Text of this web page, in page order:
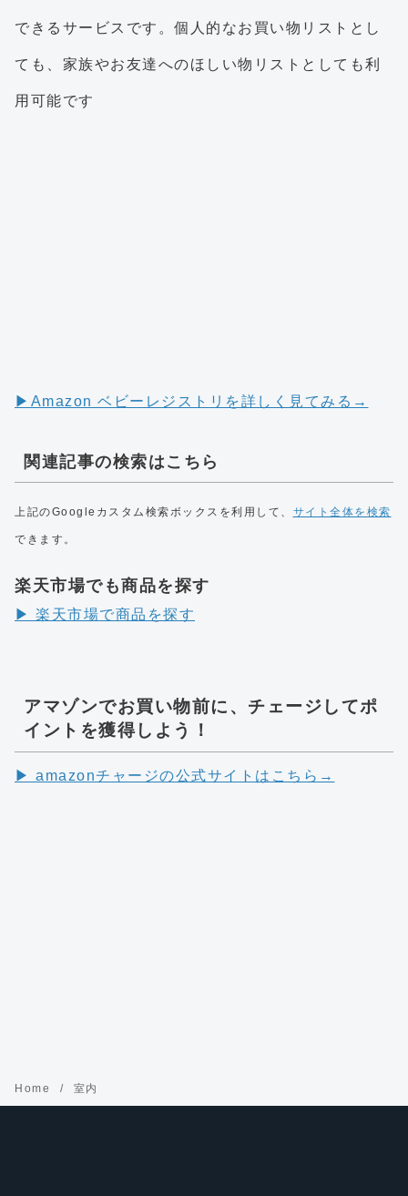
できるサービスです。個人的なお買い物リストとし
ても、家族やお友達へのほしい物リストとしても利
用可能です
▶︎Amazon ベビーレジストリを詳しく見てみる→
関連記事の検索はこちら
上記のGoogleカスタム検索ボックスを利用して、 サイト全体を検索
できます。
楽天市場でも商品を探す
▶︎ 楽天市場で商品を探す
アマゾンでお買い物前に、チェージしてポ
イントを獲得しよう！
▶︎ amazonチャージの公式サイトはこちら→
Home 室内